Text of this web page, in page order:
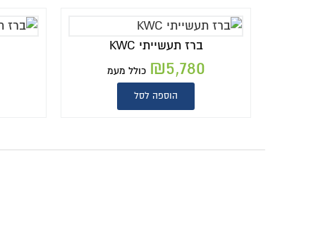
ברז תעשייתי KWC
₪5,780 כולל מעמ
הוספה לסל